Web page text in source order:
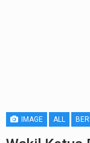
IMAGE ALL